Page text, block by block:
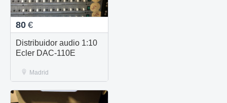
80 €
Distribuidor audio 1:10
Ecler DAC-110E
Madrid